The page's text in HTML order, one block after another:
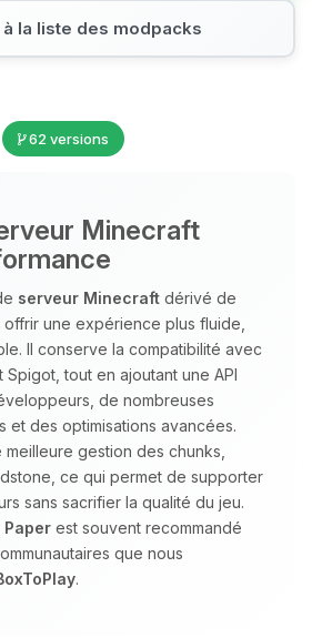
à la liste des modpacks
62 versions
Minecraft
serveur Minecraft dérivé de
une expérience plus fluide,
Il conserve la compatibilité avec
Spigot, tout en ajoutant une API
de nombreuses
et des optimisations avancées.
meilleure gestion des chunks,
ce qui permet de supporter
sans sacrifier la qualité du jeu.
Paper est souvent recommandé
que nous
.
quelqu’un pour me
c’est Choupy, ton petit
BoxToPlay. Dis-moi ce dont
et je vais remuer mes
pour t’aider.
à 12:07